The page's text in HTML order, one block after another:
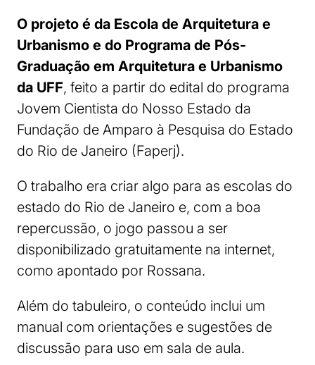
O projeto é da Escola de Arquitetura e
Urbanismo e do Programa de Pós-
Graduação em Arquitetura e Urbanismo
da UFF, feito a partir do edital do programa
Jovem Cientista do Nosso Estado da
Fundação de Amparo à Pesquisa do Estado
do Rio de Janeiro (Faperj).
O trabalho era criar algo para as escolas do
estado do Rio de Janeiro e, com a boa
repercussão, o jogo passou a ser
disponibilizado gratuitamente na internet,
como apontado por Rossana.
Além do tabuleiro, o conteúdo inclui um
manual com orientações e sugestões de
discussão para uso em sala de aula.